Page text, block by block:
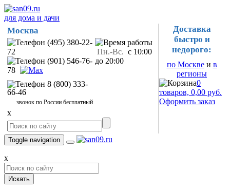
для дома и дачи
Москва
(495) 380-22-
72
(901) 546-76-
78
8 (800) 333-
66-46
звонок по России бесплатный
Пн.-Вс. с 10:00
до 20:00
x
Доставка
быстро и
недорого:
по Москвеи в
регионы
0
товаров, 0,00 руб.
Оформить заказ
Toggle navigation
x
Искать